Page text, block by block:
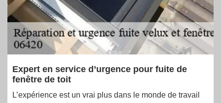
Expert en service d’urgence pour fuite de
fenêtre de toit
L’expérience est un vrai plus dans le monde de travail